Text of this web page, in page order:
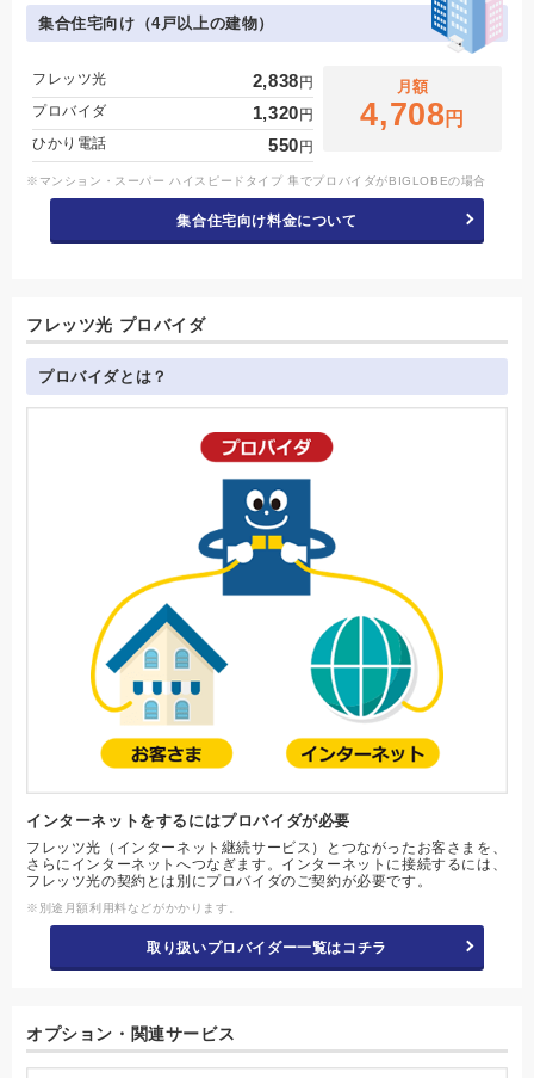
集合住宅向け（4戸以上の建物）
フレッツ光 2,838円
プロバイダ
1,320円
ひかり電話
550円
月額
4,708円
※マンション・スーパー ハイスピードタイプ 隼でプロバイダがBIGLOBEの場合
集合住宅向け料金について
フレッツ光 プロバイダ
プロバイダとは？
インターネットをするにはプロバイダが必要
フレッツ光（インターネット継続サービス）とつながったお客さまを、
さらにインターネットへつなぎます。インターネットに接続するには、
フレッツ光の契約とは別にプロバイダのご契約が必要です。
※別途月額利用料などがかかります。
取り扱いプロバイダー一覧はコチラ
オプション・関連サービス